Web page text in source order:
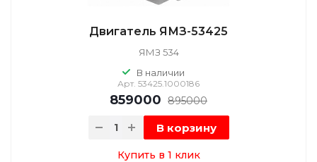
Двигатель ЯМЗ-53425
ЯМЗ 534
В наличии
Арт. 53425.1000186
859000 895000
В корзину
Купить в 1 клик